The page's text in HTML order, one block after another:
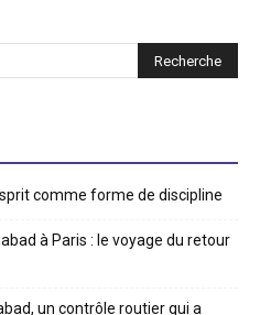
comme forme de discipline
à Paris : le voyage du retour
un contrôle routier qui a